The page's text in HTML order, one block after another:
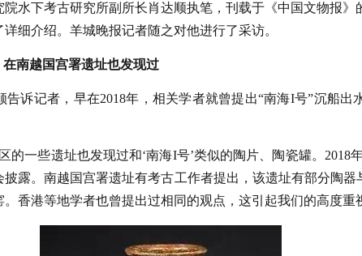
水下考古研究所副所长肖达顺执笔，刊载于《中国文物报》
细介绍。羊城晚报记者随之对他进行了采访。
南越国宫署遗址也发现过
告诉记者，早在2018年，相关学者就曾提出“南海I号”沉船出
的一些遗址也发现过和‘南海I号’类似的陶片、陶瓷罐。2018
露。南越国宫署遗址有考古工作者提出，该遗址有部分陶器
香港等地学者也曾提出过相同的观点，这引起我们的高度重